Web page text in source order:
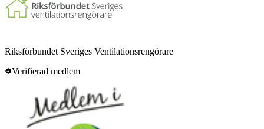
Riksförbundet Sveriges Ventilationsrengörare
Verifierad medlem